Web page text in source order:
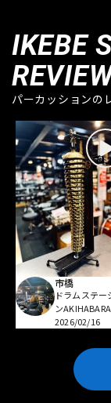
IKEBE
パーカッションの
市橋
ドラムステー
ンAKIHABARA
2026/02/16